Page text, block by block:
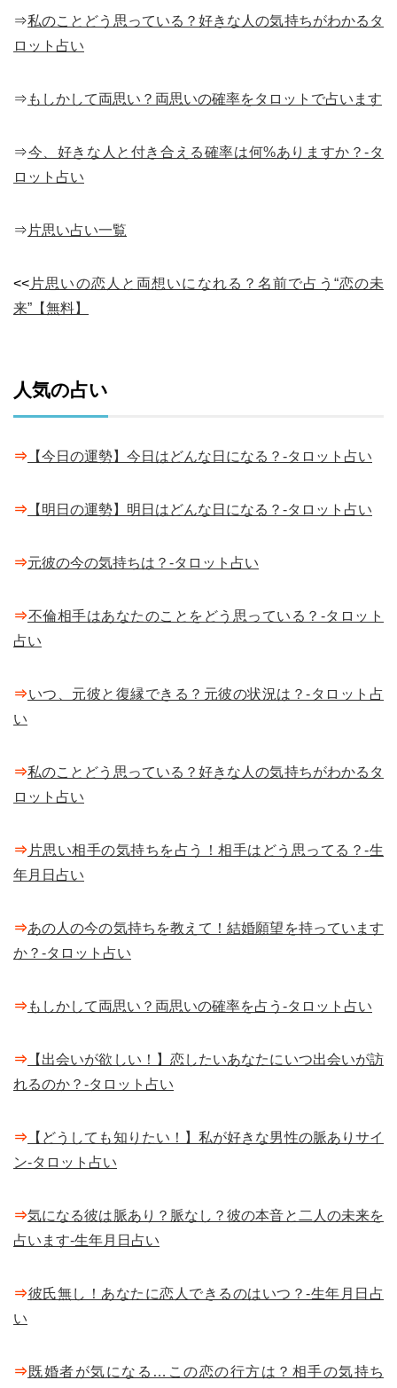
⇒私のことどう思っている？好きな人の気持ちがわかるタ
ロット占い
⇒ もしかして両思い？両思いの確率をタロットで占います
⇒今、好きな人と付き合える確率は何%ありますか？-タ
ロット占い
⇒ 片思い占い一覧
<< 片思いの恋人と両想いになれる？名前で占う“恋の未
来”【無料】
人気の占い
⇒ 【今日の運勢】今日はどんな日になる？-タロット占い
⇒ 【明日の運勢】明日はどんな日になる？-タロット占い
⇒元彼の今の気持ちは？-タロット占い
⇒不倫相手はあなたのことをどう思っている？-タロット
占い
⇒いつ、元彼と復縁できる？元彼の状況は？-タロット占
い
⇒私のことどう思っている？好きな人の気持ちがわかるタ
ロット占い
⇒ 片思い相手の気持ちを占う！相手はどう思ってる？-生
年月日占い
⇒あの人の今の気持ちを教えて！結婚願望を持っています
か？-タロット占い
⇒もしかして両思い？両思いの確率を占う-タロット占い
⇒ 【出会いが欲しい！】恋したいあなたにいつ出会いが訪
れるのか？-タロット占い
⇒ 【どうしても知りたい！】私が好きな男性の脈ありサイ
ン-タロット占い
⇒気になる彼は脈あり？脈なし？彼の本音と二人の未来を
占います-生年月日占い
⇒彼氏無し！あなたに恋人できるのはいつ？-生年月日占
い
⇒既婚者が気になる…この恋の行方は？相手の気持ち